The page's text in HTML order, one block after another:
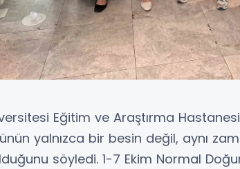
Eğitim ve Araştırma Hastanesi
yalnızca bir besin değil, aynı
söyledi. 1-7 Ekim Normal